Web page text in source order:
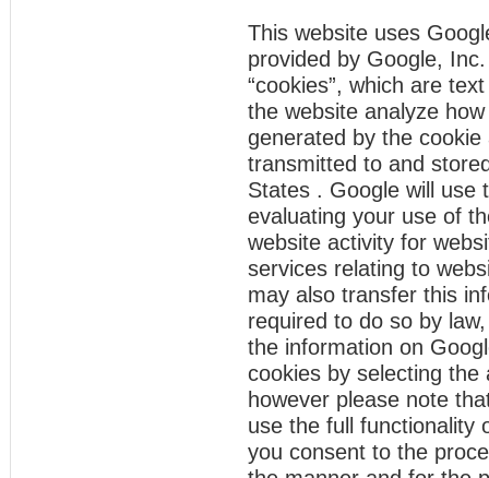
This website uses
provided by Google,
“cookies”, which are
the website analyze
generated by the
transmitted to and
States . Google will use
evaluating your use of
website activity for
services relating to
may also transfer this
required to do so by
the information on
cookies by selecting
however please note
use the full functionality
you consent to the